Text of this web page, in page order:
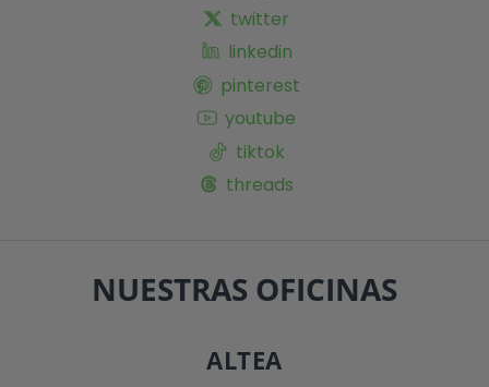
twitter
linkedin
pinterest
youtube
tiktok
threads
NUESTRAS OFICINAS
ALTEA